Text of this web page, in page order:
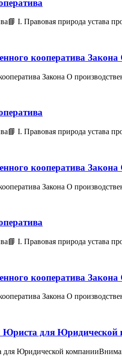
I. Правовая природа устава
кооператива
Закона О
I. Правовая природа устава
кооператива
Закона О
I. Правовая природа устава
кооператива
Закона О
Юриста для Юридической
для Юридической